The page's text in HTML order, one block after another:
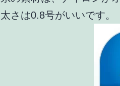
太さは0.8号がいいです。